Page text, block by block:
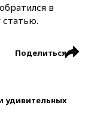
в
статью.
Поделиться
удивительных